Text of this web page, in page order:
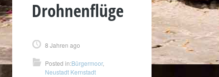
Drohnenflüge
8 Jahren ago
Posted in:Bürgermoor,
Neustadt Kernstadt